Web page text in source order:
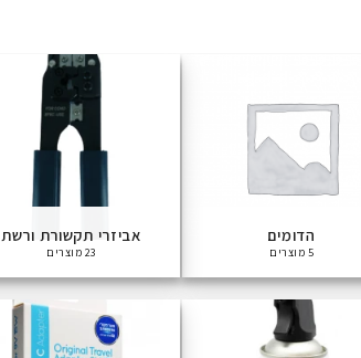
הדומים
5 מוצרים
אביזרי תקשורת ורשת
23 מוצרים